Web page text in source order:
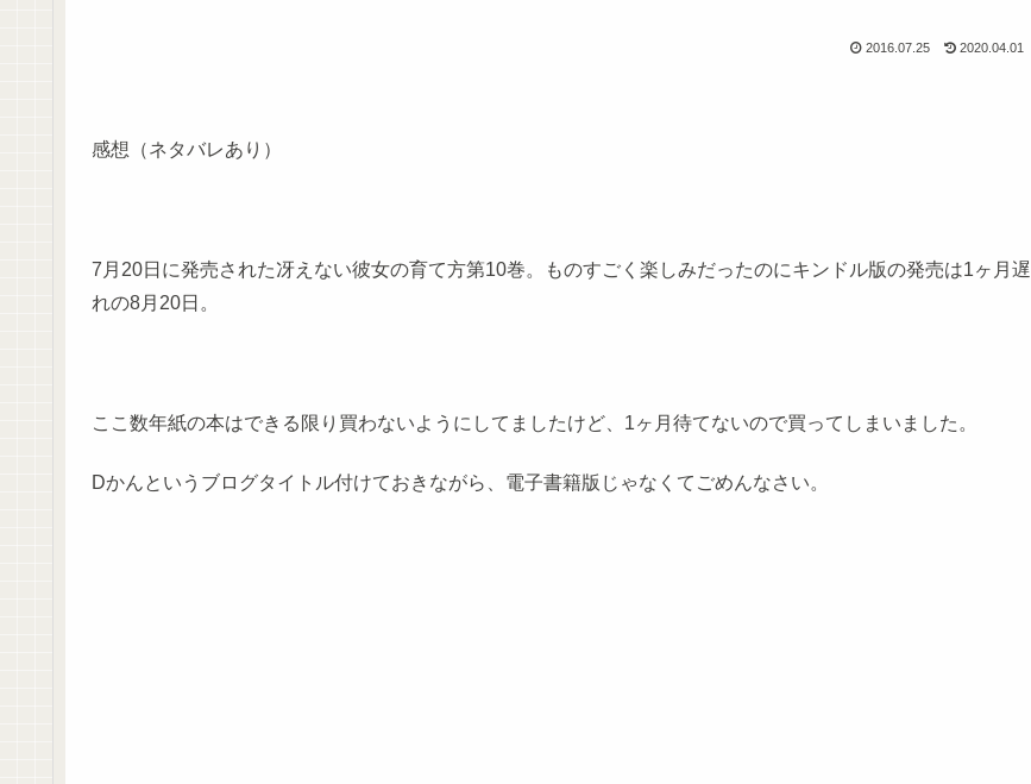
2016.07.25 2020.04.01
感想（ネタバレあり）
7月20日に発売された冴えない彼女の育て方第10巻。ものすごく楽しみだったのにキンドル版の発売は1ヶ月遅
れの8月20日。
ここ数年紙の本はできる限り買わないようにしてましたけど、1ヶ月待てないので買ってしまいました。
Dかんというブログタイトル付けておきながら、電子書籍版じゃなくてごめんなさい。